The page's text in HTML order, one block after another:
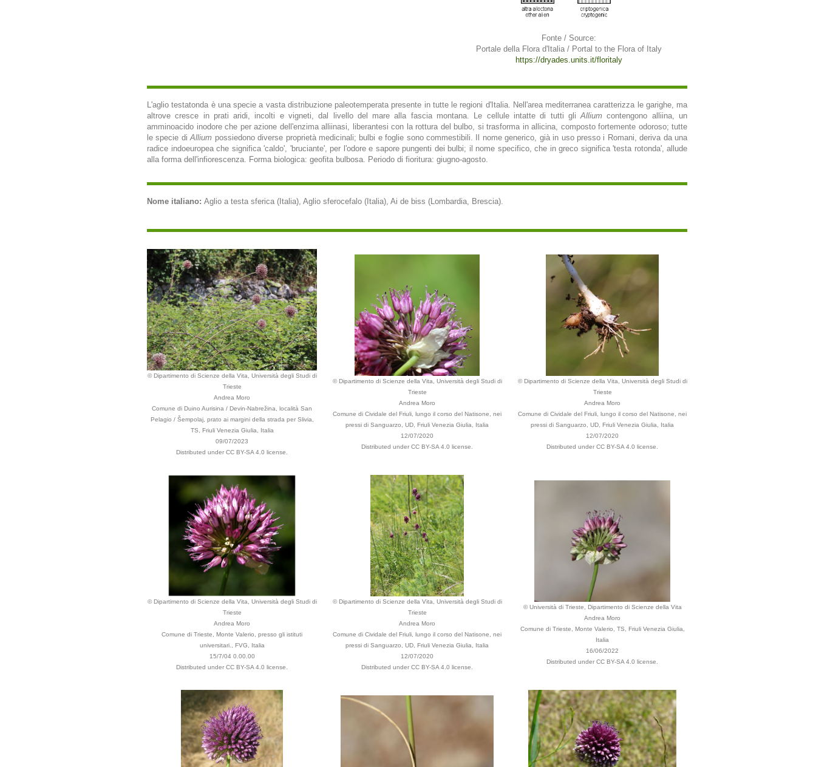
Fonte / Source:
Portale della Flora d'Italia / Portal to the Flora of Italy
https://dryades.units.it/floritaly
L'aglio testatonda è una specie a vasta distribuzione paleotemperata presente in tutte le regioni d'Italia. Nell'area mediterranea caratterizza le garighe, ma
altrove cresce in prati aridi, incolti e vigneti, dal livello del mare alla fascia montana. Le cellule intatte di tutti gliAllium contengono alliina, un
amminoacido inodore che per azione dell'enzima alliinasi, liberantesi con la rottura del bulbo, si trasforma in allicina, composto fortemente odoroso; tutte
le specie diAllium possiedono diverse proprietà medicinali; bulbi e foglie sono commestibili. Il nome generico, già in uso presso i Romani, deriva da una
radice indoeuropea che significa 'caldo', 'bruciante', per l'odore e sapore pungenti dei bulbi; il nome specifico, che in greco significa 'testa rotonda', allude
alla forma dell'infiorescenza. Forma biologica: geofita bulbosa. Periodo di fioritura: giugno-agosto.
Nome italiano: Aglio a testa sferica (Italia), Aglio sferocefalo (Italia), Ai de biss (Lombardia, Brescia).
© Dipartimento di Scienze della Vita, Università degli Studi di
Trieste
Andrea Moro
Comune di Duino Aurisina / Devin-Nabrežina, località San
Pelagio / Šempolaj, prato ai margini della strada per Slivia,
TS, Friuli Venezia Giulia, Italia
09/07/2023
Distributed under CC BY-SA 4.0 license.
© Dipartimento di Scienze della Vita, Università degli Studi di
Trieste
Andrea Moro
Comune di Cividale del Friuli, lungo il corso del Natisone, nei
pressi di Sanguarzo, UD, Friuli Venezia Giulia, Italia
12/07/2020
Distributed under CC BY-SA 4.0 license.
© Dipartimento di Scienze della Vita, Università degli Studi di
Trieste
Andrea Moro
Comune di Cividale del Friuli, lungo il corso del Natisone, nei
pressi di Sanguarzo, UD, Friuli Venezia Giulia, Italia
12/07/2020
Distributed under CC BY-SA 4.0 license.
© Dipartimento di Scienze della Vita, Università degli Studi di
Trieste
Andrea Moro
Comune di Trieste, Monte Valerio, presso gli istituti
universitari., FVG, Italia
15/7/04 0.00.00
Distributed under CC BY-SA 4.0 license.
© Dipartimento di Scienze della Vita, Università degli Studi di
Trieste
Andrea Moro
Comune di Cividale del Friuli, lungo il corso del Natisone, nei
pressi di Sanguarzo, UD, Friuli Venezia Giulia, Italia
12/07/2020
Distributed under CC BY-SA 4.0 license.
© Università di Trieste, Dipartimento di Scienze della Vita
Andrea Moro
Comune di Trieste, Monte Valerio, TS, Friuli Venezia Giulia,
Italia
16/06/2022
Distributed under CC BY-SA 4.0 license.